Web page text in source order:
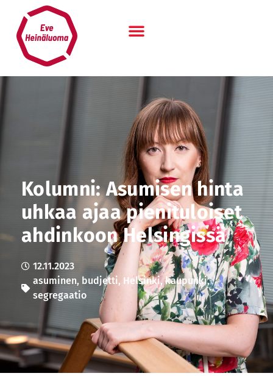
sisältöön
Kolumni: Asumisen hinta
uhkaa ajaa pienituloiset
ahdinkoon Helsingissä
12.11.2023
asuminen, budjetti, Helsinki,kaupunki,
segregaatio